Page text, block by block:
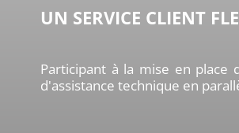
UN SERVICE CLIENT
Participant à la mise en place
d'assistance technique en